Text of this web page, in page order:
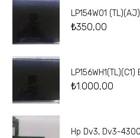
LP154W01
₺350,00
₺1.000,00
Hp Dv3, Dv3-